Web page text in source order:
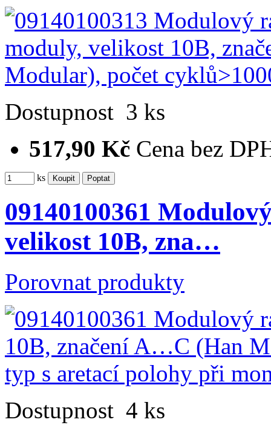
Dostupnost 3 ks
517,90 Kč Cena bez
ks
09140100361
velikost 10B, zna…
Porovnat produkty
Dostupnost 4 ks